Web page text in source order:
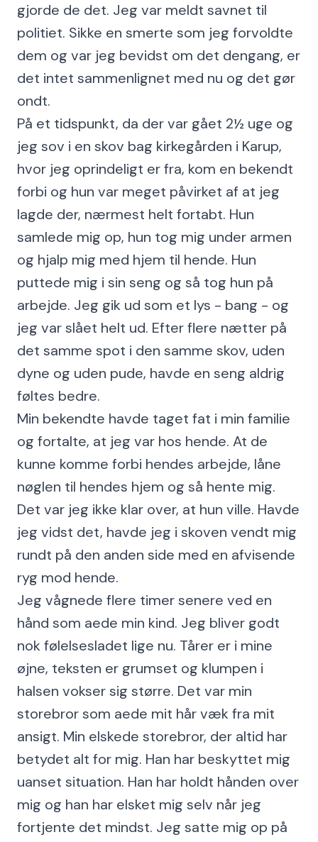
gjorde de det. Jeg var meldt savnet til
politiet. Sikke en smerte som jeg forvoldte
dem og var jeg bevidst om det dengang, er
det intet sammenlignet med nu og det gør
ondt.
På et tidspunkt, da der var gået 2½ uge og
jeg sov i en skov bag kirkegården i Karup,
hvor jeg oprindeligt er fra, kom en bekendt
forbi og hun var meget påvirket af at jeg
lagde der, nærmest helt fortabt. Hun
samlede mig op, hun tog mig under armen
og hjalp mig med hjem til hende. Hun
puttede mig i sin seng og så tog hun på
arbejde. Jeg gik ud som et lys - bang - og
jeg var slået helt ud. Efter flere nætter på
det samme spot i den samme skov, uden
dyne og uden pude, havde en seng aldrig
føltes bedre.
Min bekendte havde taget fat i min familie
og fortalte, at jeg var hos hende. At de
kunne komme forbi hendes arbejde, låne
nøglen til hendes hjem og så hente mig.
Det var jeg ikke klar over, at hun ville. Havde
jeg vidst det, havde jeg i skoven vendt mig
rundt på den anden side med en afvisende
ryg mod hende.
Jeg vågnede flere timer senere ved en
hånd som aede min kind. Jeg bliver godt
nok følelsesladet lige nu. Tårer er i mine
øjne, teksten er grumset og klumpen i
halsen vokser sig større. Det var min
storebror som aede mit hår væk fra mit
ansigt. Min elskede storebror, der altid har
betydet alt for mig. Han har beskyttet mig
uanset situation. Han har holdt hånden over
mig og han har elsket mig selv når jeg
fortjente det mindst. Jeg satte mig op på